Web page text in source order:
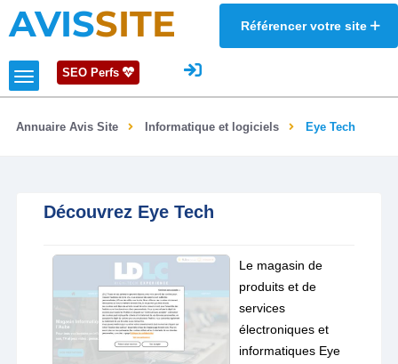
AVISSITE Référencer votre site
SEO Perfs
Annuaire Avis Site Informatique et logiciels Eye Tech
Découvrez Eye Tech
Le magasin de
produits et de
services
électroniques et
informatiques Eye